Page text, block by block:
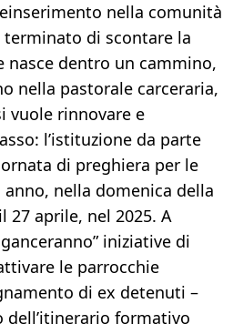
nella comunità
di scontare la
nasce dentro un cammino,
nella pastorale carceraria,
vuole rinnovare e
l’istituzione da parte
di preghiera per le
nella domenica della
27 aprile, nel 2025. A
iniziative di
le parrocchie
di ex detenuti –
formativo